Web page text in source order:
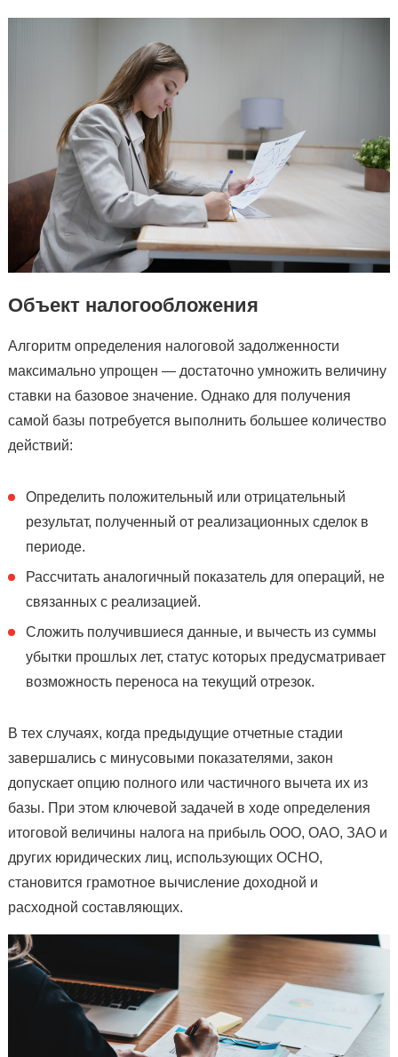
Объект налогообложения
Алгоритм определения налоговой задолженности
максимально упрощен — достаточно умножить величину
ставки на базовое значение. Однако для получения
самой базы потребуется выполнить большее количество
действий:
Определить положительный или отрицательный
результат, полученный от реализационных сделок в
периоде.
Рассчитать аналогичный показатель для операций, не
связанных с реализацией.
Сложить получившиеся данные, и вычесть из суммы
убытки прошлых лет, статус которых предусматривает
возможность переноса на текущий отрезок.
В тех случаях, когда предыдущие отчетные стадии
завершались с минусовыми показателями, закон
допускает опцию полного или частичного вычета их из
базы. При этом ключевой задачей в ходе определения
итоговой величины налога на прибыль ООО, ОАО, ЗАО и
других юридических лиц, использующих ОСНО,
становится грамотное вычисление доходной и
расходной составляющих.